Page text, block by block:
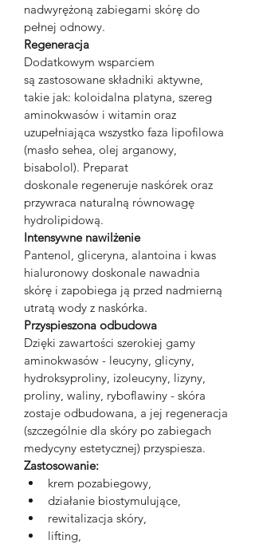
nadwyrężoną zabiegami skórę do
pełnej odnowy.
Regeneracja
Dodatkowym wsparciem
są zastosowane składniki aktywne,
takie jak: koloidalna platyna, szereg
aminokwasów i witamin oraz
uzupełniająca wszystko faza lipofilowa
(masło sehea, olej arganowy,
bisabolol). Preparat
doskonale regeneruje naskórek oraz
przywraca naturalną równowagę
hydrolipidową.
Intensywne nawilżenie
Pantenol, gliceryna, alantoina i kwas
hialuronowy doskonale nawadnia
skórę i zapobiega ją przed nadmierną
utratą wody z naskórka.
Przyspieszona odbudowa
Dzięki zawartości szerokiej gamy
aminokwasów - leucyny, glicyny,
hydroksyproliny, izoleucyny, lizyny,
proliny, waliny, ryboflawiny - skóra
zostaje odbudowana, a jej regeneracja
(szczególnie dla skóry po zabiegach
medycyny estetycznej) przyspiesza.
Zastosowanie:
krem pozabiegowy,
działanie biostymulujące,
rewitalizacja skóry,
lifting,